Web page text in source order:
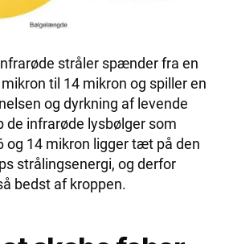
stråler spænder fra en
til 14 mikron og spiller en
og dyrkning af levende
de infrarøde lysbølger som
og 14 mikron ligger tæt på den
strålingsenergi, og derfor
bedst af kroppen.